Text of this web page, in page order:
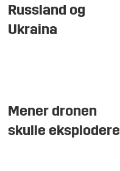
Russland og
Ukraina
Mener dronen
skulle eksplodere